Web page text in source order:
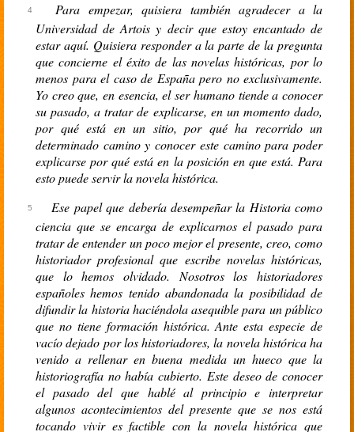
Para empezar, quisiera también agradecer a la
Universidad de Artois y decir que estoy encantado de
estar aquí. Quisiera responder a la parte de la pregunta
que concierne el éxito de las novelas históricas, por lo
menos para el caso de España pero no exclusivamente.
Yo creo que, en esencia, el ser humano tiende a conocer
su pasado, a tratar de explicarse, en un momento dado,
por qué está en un sitio, por qué ha recorrido un
determinado camino y conocer este camino para poder
explicarse por qué está en la posición en que está. Para
esto puede servir la novela histórica.
Ese papel que debería desempeñar la Historia como
ciencia que se encarga de explicarnos el pasado para
tratar de entender un poco mejor el presente, creo, como
historiador profesional que escribe novelas históricas,
que lo hemos olvidado. Nosotros los historiadores
españoles hemos tenido abandonada la posibilidad de
difundir la historia haciéndola asequible para un público
que no tiene formación histórica. Ante esta especie de
vacío dejado por los historiadores, la novela histórica ha
venido a rellenar en buena medida un hueco que la
historiografía no había cubierto. Este deseo de conocer
el pasado del que hablé al principio e interpretar
algunos acontecimientos del presente que se nos está
tocando vivir es factible con la novela histórica que